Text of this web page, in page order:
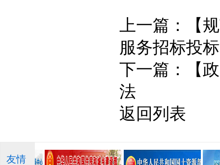
上一篇：
【
服务招标投
下一篇：
【
法
返回列表
友情